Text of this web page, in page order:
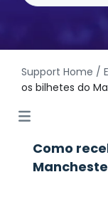
Support Home /
os bilhetes do
Como